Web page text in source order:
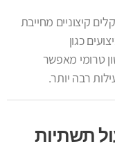
קיצוניים מחייבת
כגון
טרומי מאפשר
רבה יותר.
תשתיות